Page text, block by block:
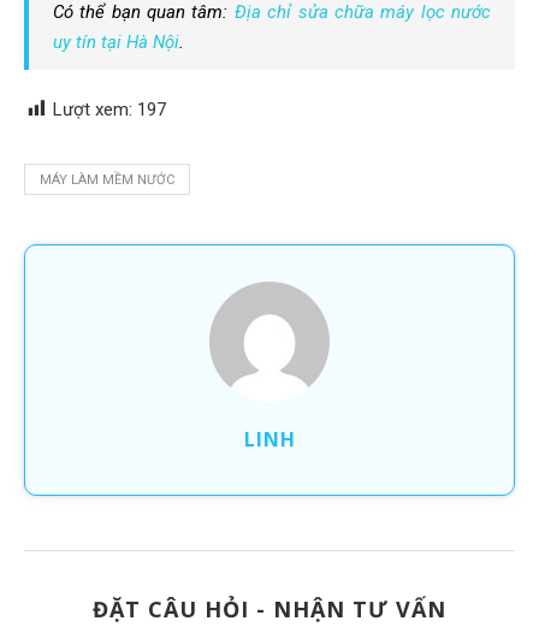
Có thể bạn quan tâm: Địa chỉ sửa chữa máy lọc nước
uy tín tại Hà Nội.
Lượt xem: 197
MÁY LÀM MỀM NƯỚC
LINH
ĐẶT CÂU HỎI - NHẬN TƯ VẤN